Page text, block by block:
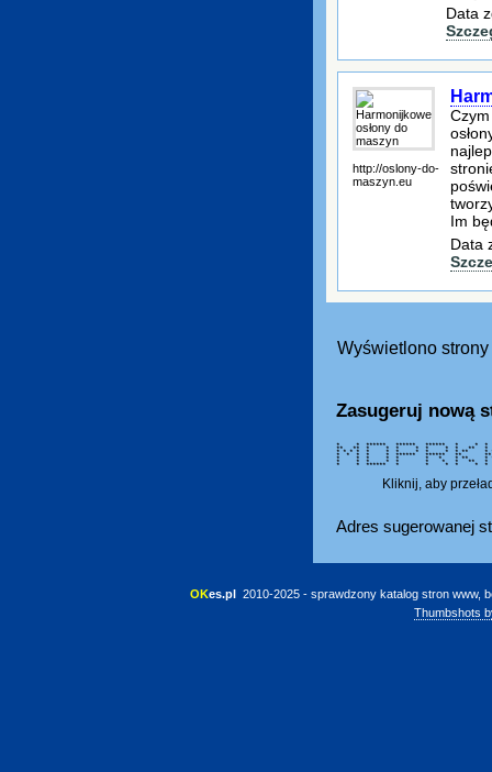
Data
http://oslony-do-
maszyn.eu
Im
Data
Wyświetlono
Zasugeruj nową
* * ****** ****** ****** * *
** ** * * * * * * * **
* * * * * * * * * * *
* * * * * ****** ******
* * * * * * * * ** *
* * * * * * * * **
* * ****** * * * * *
Kliknij, aby
Adres sugerowanej
OKes.pl 2010-2025 - sprawdzony katalog stron www,
Thumbshots